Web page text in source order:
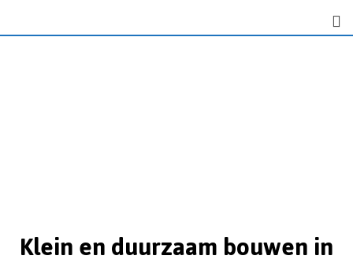
Klein en duurzaam bouwen in